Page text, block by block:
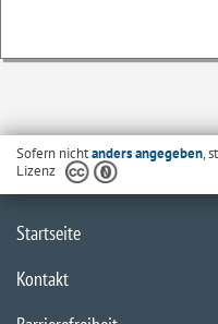
Sofern nichtanders angegeben,
Lizenz
Startseite
Kontakt